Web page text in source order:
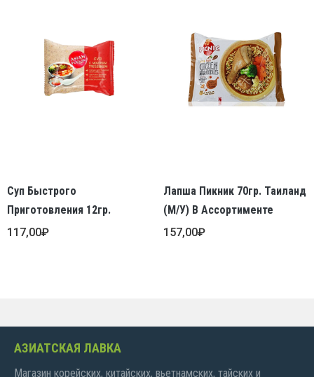
Суп Быстрого
Приготовления 12гр.
117,00₽
Лапша Пикник 70гр. Таиланд
(М/У) В Ассортименте
157,00₽
АЗИАТСКАЯ ЛАВКА
Магазин корейских, китайских, вьетнамских, тайских и